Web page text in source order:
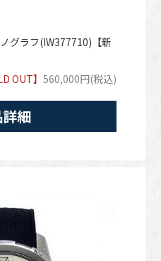
グラフ(IW377710)【新
OUT】560,000円(税込)
細